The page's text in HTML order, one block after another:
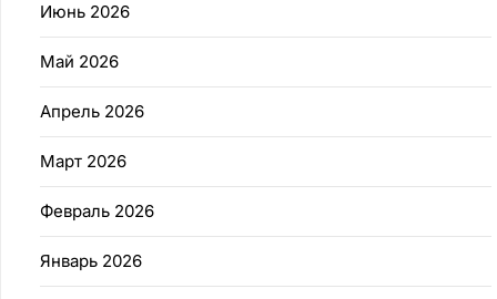
Июнь 2026
Май 2026
Апрель 2026
Март 2026
Февраль 2026
Январь 2026